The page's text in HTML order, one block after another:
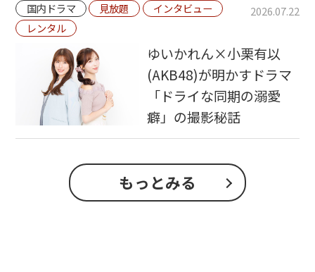
国内ドラマ 見放題
インタビュー
レンタル
2026.07.22
ゆいかれん×小栗有以
(AKB48)が明かすドラマ
「ドライな同期の溺愛
癖」の撮影秘話
もっとみる